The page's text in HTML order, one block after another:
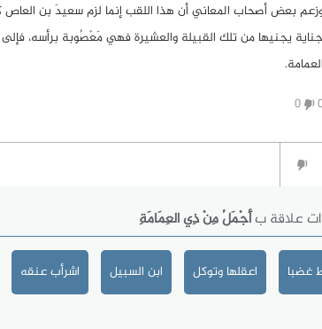
بعض أصحاب المعاني أن هذا اللقب إنما لزم سعيدَ بن العاص
جناية يجنيها من تلك القبيلة والعشيرة فهي مَعْصُوبة برأسه،
العمامة.
0
علاقة بأَجْمَلُ مِنْ ذِي العِمَامَةِ
غضبا اعقلها وتوكل ابن السبيل اشرأب عنقه